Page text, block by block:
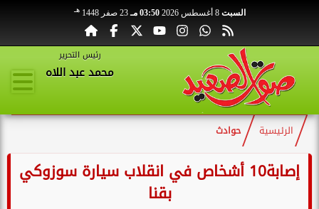
السبت 8 أغسطس 2026 03:50 مـ 23 صفر 1448 هـ
رئيس التحرير
محمد عبد اللاه
الرئيسية حوادث
إصابة10 أشخاص في انقلاب سيارة سوزوكي
بقنا